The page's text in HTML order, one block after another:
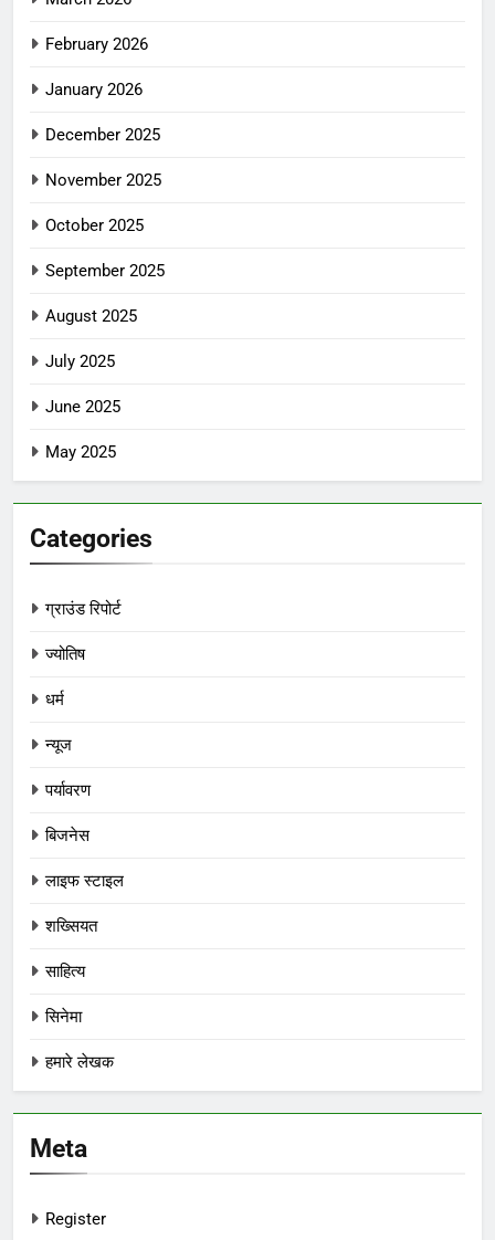
February 2026
January 2026
December 2025
November 2025
October 2025
September 2025
August 2025
July 2025
June 2025
May 2025
Categories
ग्राउंड रिपोर्ट
ज्योतिष
धर्म
न्यूज
पर्यावरण
बिजनेस
लाइफ स्टाइल
शख्सियत
साहित्य
सिनेमा
हमारे लेखक
Meta
Register